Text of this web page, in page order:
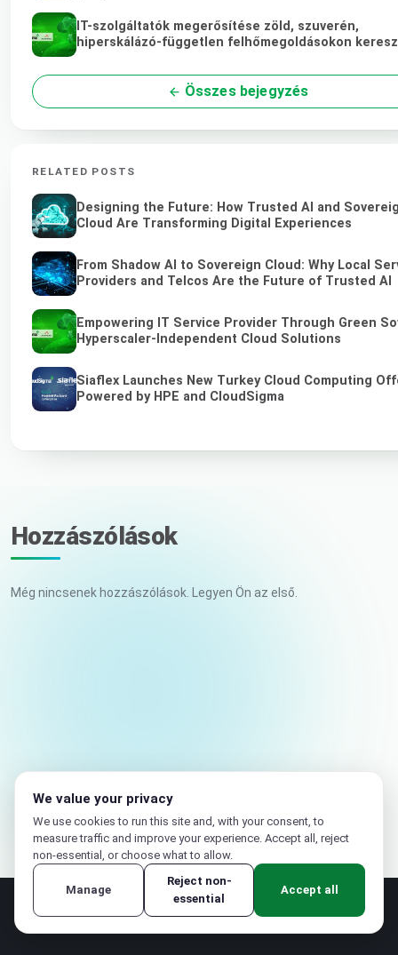
IT-szolgáltatók megerősítése zöld, szuverén,
hiperskálázó-független felhőmegoldásokon
Összes bejegyzés
RELATED POSTS
Designing the Future: How Trusted AI and
Cloud Are Transforming Digital Experiences
From Shadow AI to Sovereign Cloud: Why Local
Providers and Telcos Are the Future of Trusted AI
Empowering IT Service Provider Through Green
Hyperscaler-Independent Cloud Solutions
Siaflex Launches New Turkey Cloud Computing
Powered by HPE and CloudSigma
Hozzászólások
Még nincsenek hozzászólások. Legyen Ön az első.
We value your privacy
We use cookies to run this site and, with your consent, to
measure traffic and improve your experience. Accept all, reject
non-essential, or choose what to allow.
Manage
Reject non-
essential
Accept all